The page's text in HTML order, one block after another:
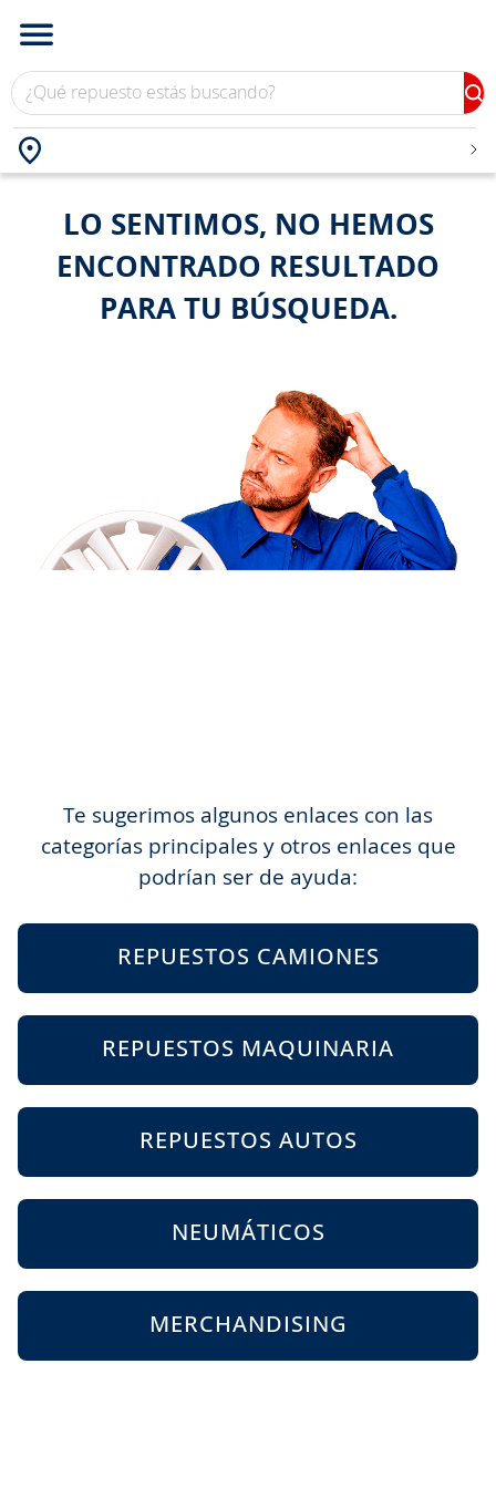
¿Qué repuesto estás buscando?
LO SENTIMOS, NO HEMOS
ENCONTRADO RESULTADO
PARA TU BÚSQUEDA.
Te sugerimos algunos enlaces con las
categorías principales y otros enlaces que
podrían ser de ayuda:
REPUESTOS CAMIONES
REPUESTOS MAQUINARIA
REPUESTOS AUTOS
NEUMÁTICOS
MERCHANDISING